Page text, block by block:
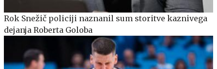
Rok Snežič policiji naznanil sum storitve kaznivega
dejanja Roberta Goloba